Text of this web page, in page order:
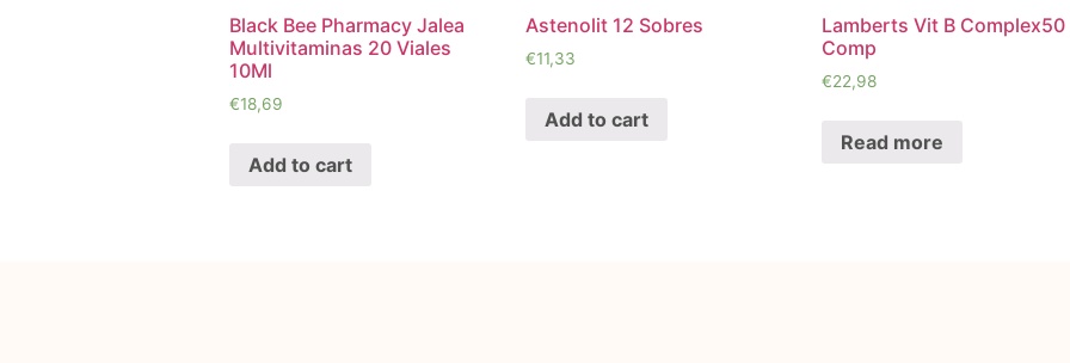
Black Bee Pharmacy Jalea
Multivitaminas 20 Viales
10Ml
€18,69
Add to cart
Astenolit 12 Sobres
€11,33
Add to cart
Lamberts Vit B Complex50
Comp
€22,98
Read more